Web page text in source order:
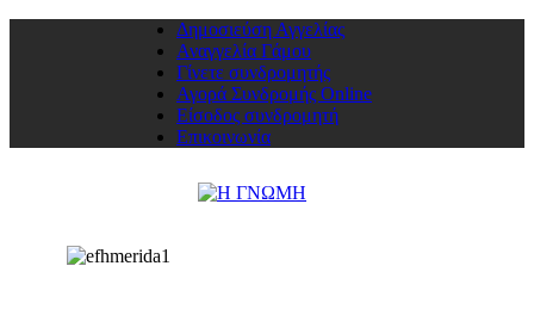
Δημοσιεύση Αγγελίας
Αναγγελία Γάμου
Γίνετε συνδρομητής
Αγορά Συνδρομής Online
Είσοδος συνδρομητή
Επικοινωνία